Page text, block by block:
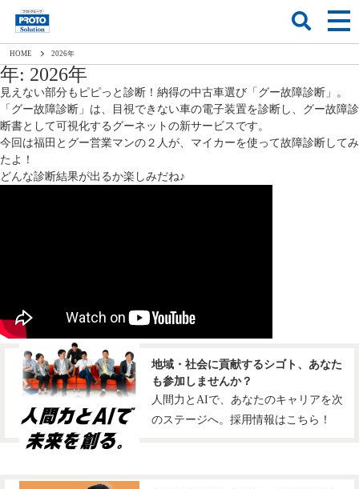
HOME 2026年
年: 2026年
見えない部分もピピっと診断！納得の中古車選び「グー故障診断」。
「グー故障診断」は、目視できない車の電子装置を診断し、グー故障診
断書として可視化するグーネットの新サービスです。
今回は福田とグー営業マンの２人が、マイカーを使って故障診断してみ
たよ！
どんな診断結果が出るか楽しみだね♪
地域・社会に貢献するシゴト、あなた
も参加しませんか？
人間力とAIで、あなたのキャリアを次
のステージへ。採用情報はこちら！